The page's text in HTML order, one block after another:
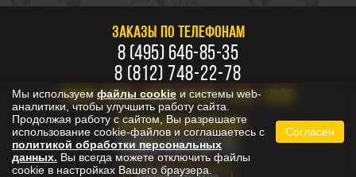
ЗАКАЗЫ ПО ТЕЛЕФОНАМ
8 (495) 646-85-35
8 (812) 748-22-78
ПН-ПТ: 10:00 - 20:00, СБ-ВС: 11:00 - 18:00
БЕСПЛАТНО ПО РОССИИ
8 800 333-53-73
Мы используем файлы cookie и системы web-
аналитики, чтобы улучшить работу сайта.
Продолжая работу с сайтом, Вы разрешаете
использование cookie-файлов и соглашаетесь с
политикой обработки персональных
данных. Вы всегда можете отключить файлы
cookie в настройках Вашего браузера.
Согласен